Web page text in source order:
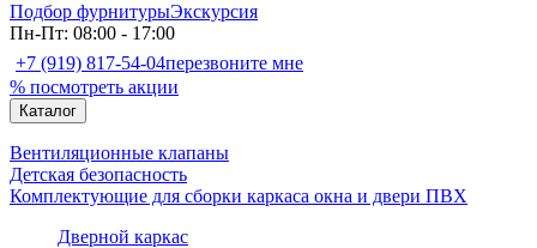
Подбор фурнитурыЭкскурсия
Пн-Пт: 08:00 - 17:00
+7 (919) 817-54-04перезвоните мне
% посмотреть акции
Каталог
Вентиляционные клапаны
Детская безопасность
Комплектующие для сборки каркаса окна и двери ПВХ
Дверной каркас